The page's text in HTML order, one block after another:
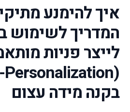
איך להימנע
לייצר פניות
בקנה מידה עצום